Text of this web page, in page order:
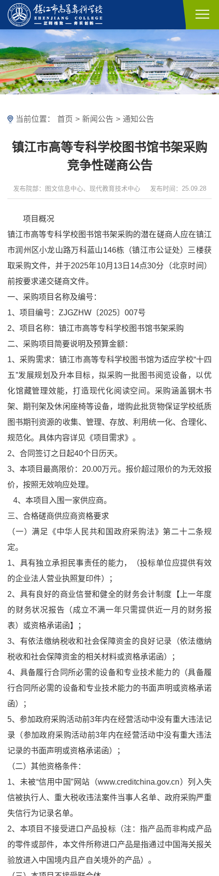
当前位置： 首页 > 新闻公告 > 通知公告
镇江市高等专科学校图书馆书架采购
竞争性磋商公告
发布院部：图文信息中心、现代教育技术中心 发布时间：25.09.28
项目概况
镇江市高等专科学校图书馆书架采购的潜在磋商人应在镇江
市润州区小龙山路万科蓝山146栋（镇江市公证处）三楼获
取采购文件，并于2025年10月13日14点30分（北京时间）
前按要求递交磋商文件。
一、采购项目名称及编号：
1、项目编号：ZJGZHW〔2025〕007号
2、项目名称：镇江市高等专科学校图书馆书架采购
二、采购项目简要说明及预算金额：
1、采购需求：镇江市高等专科学校图书馆为适应学校“十四
五”发展规划及升本目标，拟采购一批图书阅览设备，以优
化馆藏管理效能，打造现代化阅读空间。采购涵盖钢木书
架、期刊架及休闲座椅等设备，增购此批货物保证学校纸质
图书期刊资源的收集、管理、存放、利用统一化、合理化、
规范化。具体内容详见《项目需求》。
2、合同签订之日起40个日历天。
3、本项目最高限价：20.00万元。报价超过限价的为无效报
价，按照无效响应处理。
4、本项目入围一家供应商。
三、合格磋商供应商资格要求
（一）满足《中华人民共和国政府采购法》第二十二条规
定。
1、具有独立承担民事责任的能力，（投标单位应提供有效
的企业法人营业执照复印件）；
2、具有良好的商业信誉和健全的财务会计制度【上一年度
的财务状况报告（成立不满一年只需提供近一月的财务报
表）或资格承诺函】；
3、有依法缴纳税收和社会保障资金的良好记录（依法缴纳
税收和社会保障资金的相关材料或资格承诺函）；
4、具备履行合同所必需的设备和专业技术能力的（具备履
行合同所必需的设备和专业技术能力的书面声明或资格承诺
函）；
5、参加政府采购活动前3年内在经营活动中没有重大违法记
录（参加政府采购活动前3年内在经营活动中没有重大违法
记录的书面声明或资格承诺函）；
（二）其他资格条件：
1、未被“信用中国”网站（www.creditchina.gov.cn）列入失
信被执行人、重大税收违法案件当事人名单、政府采购严重
失信行为记录名单。
2、本项目不接受进口产品投标（注：指产品而非构成产品
的零件或部件，本文件所称进口产品是指通过中国海关报关
验放进入中国境内且产自关境外的产品）。